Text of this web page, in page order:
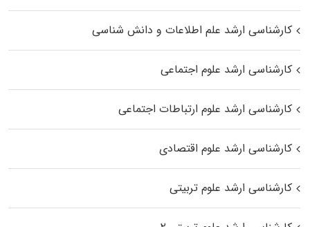
کارشناسی ارشد علم اطلاعات و دانش شناسی
کارشناسی ارشد علوم اجتماعی
کارشناسی ارشد علوم ارتباطات اجتماعی
کارشناسی ارشد علوم اقتصادی
کارشناسی ارشد علوم تربیتی